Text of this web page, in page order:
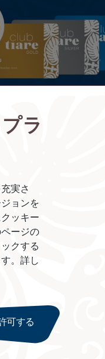
ュ&マイ
利用方法
に「キャッシュ＆マイ
アレのアカウントに
予約手続きと同様に予
でマイル数を選択す
ます。
金のお支払いのためク
ラ
実さ
ョンを
ッキー
ージの
クする
。詳し
可する